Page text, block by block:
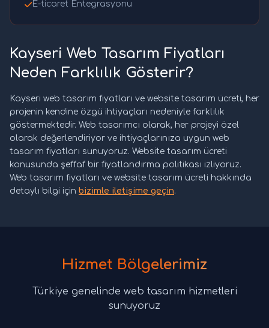
E-ticaret Entegrasyonu
Kayseri Web Tasarım Fiyatları
Neden Farklılık Gösterir?
Kayseri web tasarım fiyatları ve website tasarım ücreti, her
projenin kendine özgü ihtiyaçları nedeniyle farklılık
göstermektedir. Web tasarımcı olarak, her projeyi özel
olarak değerlendiriyor ve ihtiyaçlarınıza uygun web
tasarım fiyatları sunuyoruz. Website tasarım ücreti
konusunda şeffaf bir fiyatlandırma politikası izliyoruz.
Web tasarım fiyatları ve website tasarım ücreti hakkında
detaylı bilgi için bizimle iletişime geçin.
Hizmet Bölgelerimiz
Türkiye genelinde web tasarım hizmetleri
sunuyoruz